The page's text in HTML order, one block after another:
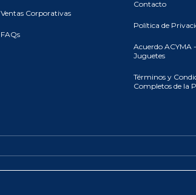
Ventas Corporativas
FAQs
Contacto
Política de
Acuerdo ACYMA
Juguetes
Términos y
Completos de la